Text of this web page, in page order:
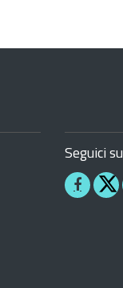
Seguici su
Seguici